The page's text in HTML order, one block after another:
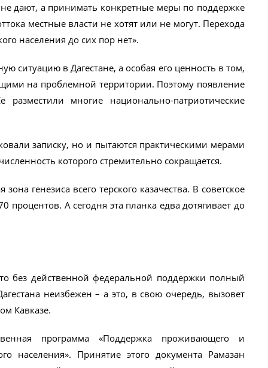
дают, а принимать конкретные меры по поддержке
местные власти не хотят или не могут. Перехода
населения до сих пор нет».
ситуацию в Дагестане, а особая его ценность в том,
на проблемной территории. Поэтому появление
многие национально-патриотические
записку, но и пытаются практическими мерами
которого стремительно сокращается.
генезиса всего терского казачества. В советское
процентов. А сегодня эта планка едва дотягивает до
без действенной федеральной поддержки полный
неизбежен – а это, в свою очередь, вызовет
Кавказе.
программа «Поддержка проживающего и
населения». Принятие этого документа Рамазан